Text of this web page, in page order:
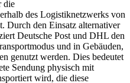
die
des Logistiknetzwerks von
Durch den Einsatz alternativer
Deutsche Post und DHL den
und in Gebäuden,
genutzt werden. Dies bedeutet
Sendung physisch mit
wird, die diese